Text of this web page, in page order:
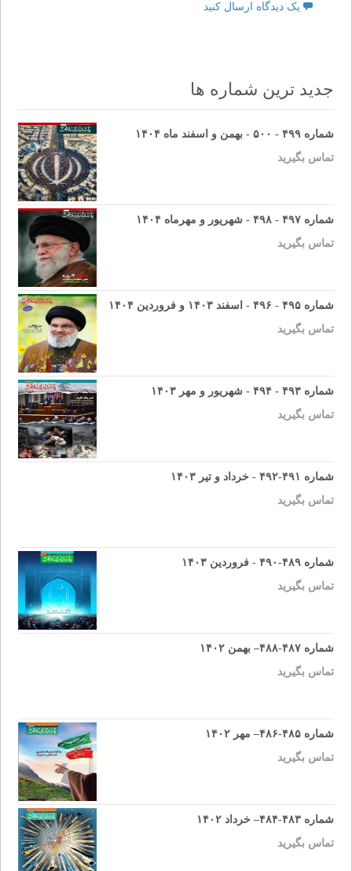
یک دیدگاه ارسال کنید
جدید ترین شماره ها
شماره ۴۹۹ - ۵۰۰ - بهمن و اسفند ماه ۱۴۰۴
تماس بگیرید
شماره ۴۹۷ - ۴۹۸ - شهریور و مهرماه ۱۴۰۴
تماس بگیرید
شماره ۴۹۵ - ۴۹۶ - اسفند ۱۴۰۳ و فروردین ۱۴۰۴
تماس بگیرید
شماره ۴۹۳ - ۴۹۴ - شهریور و مهر ۱۴۰۳
تماس بگیرید
شماره ۴۹۱-۴۹۲ - خرداد و تیر ۱۴۰۳
تماس بگیرید
شماره ۴۸۹-۴۹۰ - فروردین ۱۴۰۳
تماس بگیرید
شماره ۴۸۷-۴۸۸– بهمن ۱۴۰۲
تماس بگیرید
شماره ۴۸۵-۴۸۶– مهر ۱۴۰۲
تماس بگیرید
شماره ۴۸۳-۴۸۴– خرداد ۱۴۰۲
تماس بگیرید